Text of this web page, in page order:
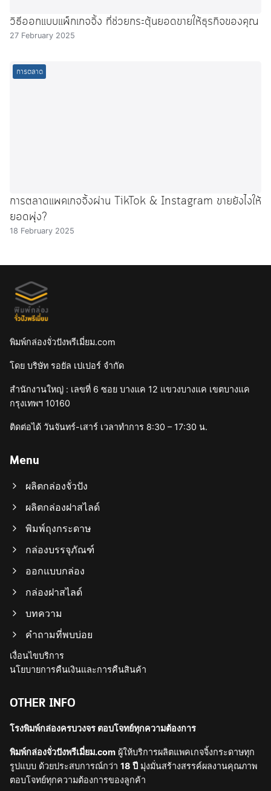
วิธีออกแบบแพ็กเกจจิ้ง ที่ช่วยกระตุ้นยอดขายให้ธุรกิจของคุณ
27 February 2025
การตลาด
การตลาดแพคเกจจิ้งผ่าน TikTok & Instagram ขายยังไงให้
ยอดพุ่ง?
18 February 2025
พิมพ์กล่องจั่วปังพรีเมี่ยม.com
โดย บริษัท รอยัล เปเปอร์ จำกัด
สำนักงานใหญ่ : เลขที่ 6 ซอย บางแค 12 แขวงบางแค เขตบางแค
กรุงเทพฯ 10160
ติดต่อได้ วันจันทร์-เสาร์ เวลาทำการ 8:30 – 17:30 น.
Menu
ผลิตกล่องจั่วปัง
ผลิตกล่องฝาสไลด์
พิมพ์ถุงกระดาษ
กล่องบรรจุภัณฑ์
ออกแบบกล่อง
กล่องฝาสไลด์
บทความ
คำถามที่พบบ่อย
เงื่อนไขบริการ
นโยบายการคืนเงินและการคืนสินค้า
OTHER INFO
โรงพิมพ์กล่องครบวงจร ตอบโจทย์ทุกความต้องการ
พิมพ์กล่องจั่วปังพรีเมี่ยม.com ผู้ให้บริการผลิตแพคเกจจิ้งกระดาษทุก
รูปแบบ ด้วยประสบการณ์กว่า 18 ปี มุ่งมั่นสร้างสรรค์ผลงานคุณภาพ
ตอบโจทย์ทุกความต้องการของลูกค้า